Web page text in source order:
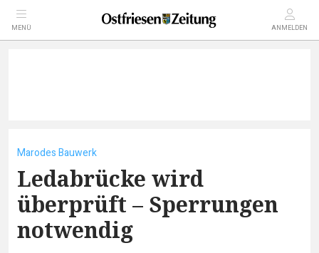
MENÜ ANMELDEN
Marodes Bauwerk
Ledabrücke wird
überprüft – Sperrungen
notwendig